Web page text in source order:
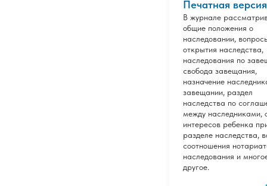
Печатная версия
В журнале
общие положения о
наследовании,
открытия наследства,
наследования по
свобода завещания,
назначение
завещании, раздел
наследства по
между наследниками,
интересов ребенка
разделе наследства,
соотношения
наследования и
другое.